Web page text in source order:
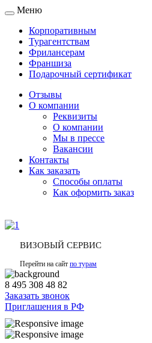
Toggle
navigation
Меню
Корпоративным
Турагентствам
Фрилансерам
Франшиза
Подарочный сертификат
Отзывы
О компании
Реквизиты
О компании
Мы в прессе
Вакансии
Контакты
Как заказать
Способы оплаты
Как оформить заказ
ВИЗОВЫЙ СЕРВИС
Перейти на сайт по турам
8 495 308 48 82
Заказать звонок
Приглашения в РФ